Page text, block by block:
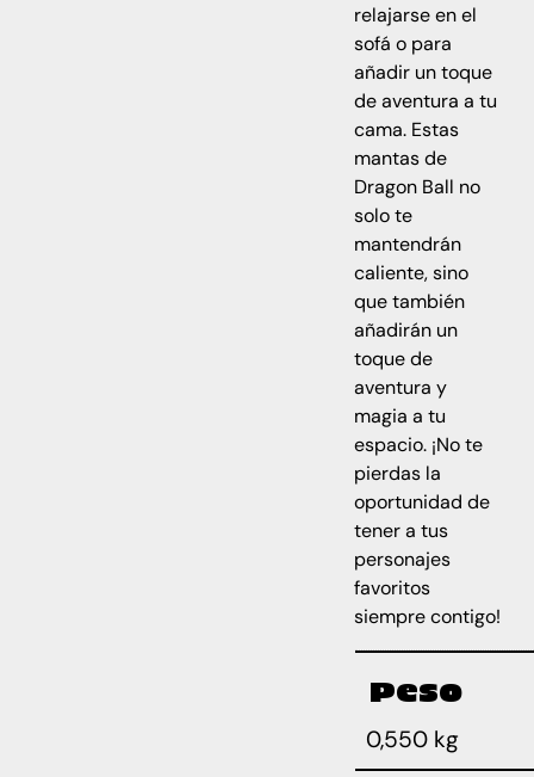
relajarse en el
sofá o para
añadir un toque
de aventura a tu
cama. Estas
mantas de
Dragon Ball no
solo te
mantendrán
caliente, sino
que también
añadirán un
toque de
aventura y
magia a tu
espacio. ¡No te
pierdas la
oportunidad de
tener a tus
personajes
favoritos
siempre contigo!
Peso
0,550 kg